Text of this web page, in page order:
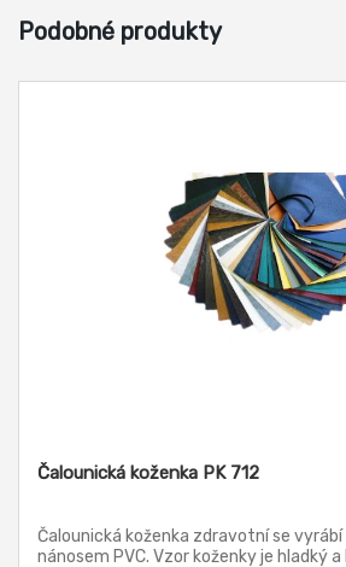
Podobné produkty
Čalounická koženka PK 712
Čalounická koženka zdravotní se
nánosem PVC. Vzor koženky je hladký a